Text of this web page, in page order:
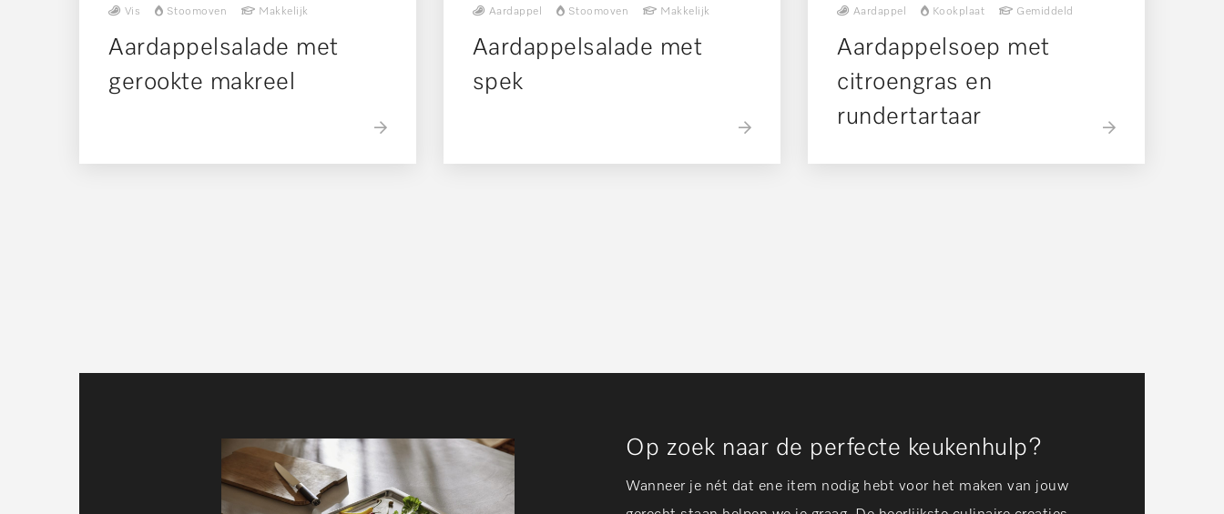
Vis Stoomoven Makkelijk
Aardappelsalade met
gerookte makreel
Aardappel Stoomoven Makkelijk
Aardappelsalade met
spek
Aardappel Kookplaat Gemiddeld
Aardappelsoep met
citroengras en
rundertartaar
Op zoek naar de perfecte keukenhulp?
Wanneer je nét dat ene item nodig hebt voor het maken van jouw